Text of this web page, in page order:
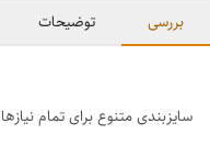
بررسی توضیحات
سایزبندی متنوع برای تمام نیازها